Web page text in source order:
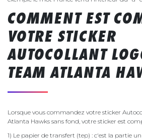
COMMENT EST
VOTRE STICKER
AUTOCOLLANT
TEAM ATLANTA
Lorsque vous commandez votre sticker
Atlanta Hawks sans fond, votre sticker est
1) Le papier de transfert (tep) : c'est la partie